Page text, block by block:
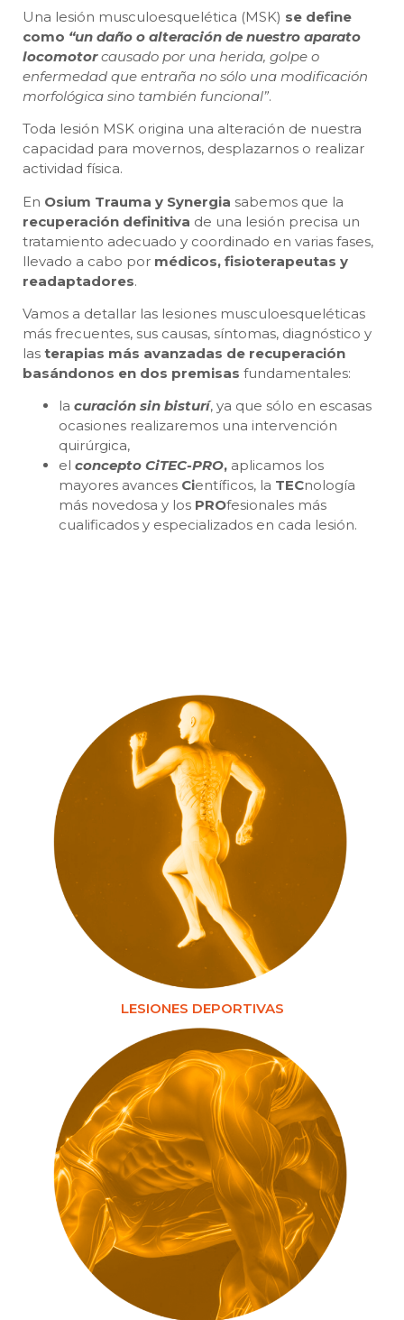
Una lesión musculoesquelética (MSK) se define
como “un daño o alteración de nuestro aparato
locomotorcausado por una herida, golpe o
enfermedad que entraña no sólo una modificación
morfológica sino también funcional”.
Toda lesión MSK origina una alteración de nuestra
capacidad para movernos, desplazarnos o realizar
actividad física.
En Osium Trauma y Synergia sabemos que la
recuperación definitiva de una lesión precisa un
tratamiento adecuado y coordinado en varias fases,
llevado a cabo por médicos, fisioterapeutas y
readaptadores.
Vamos a detallar las lesiones musculoesqueléticas
más frecuentes, sus causas, síntomas, diagnóstico y
las terapias más avanzadas de recuperación
basándonos en dos premisas fundamentales:
la curación sin bisturí, ya que sólo en escasas
ocasiones realizaremos una intervención
quirúrgica,
el concepto CiTEC-PRO, aplicamos los
mayores avances Científicos, la TECnología
más novedosa y los PROfesionales más
cualificados y especializados en cada lesión.
LESIONES DEPORTIVAS